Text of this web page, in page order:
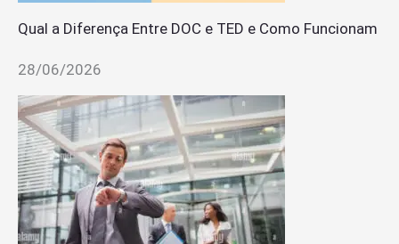
Qual a Diferença Entre DOC e TED e Como Funcionam
28/06/2026